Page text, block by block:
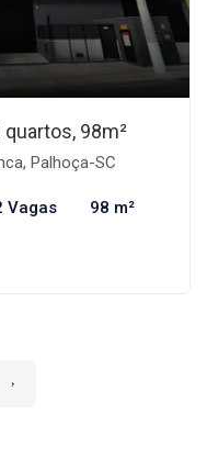
98m²
Palhoça-SC
Vagas 98 m²
›